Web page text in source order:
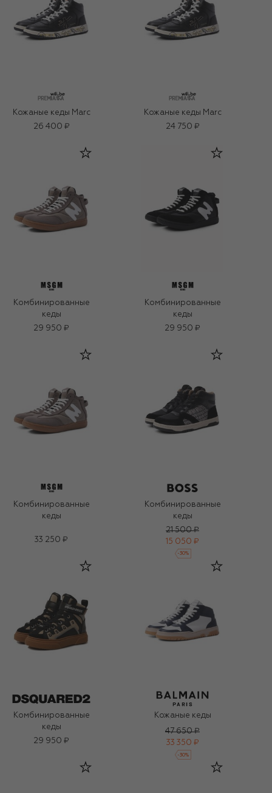
Кожаные кеды Marc
26 400 ₽
Кожаные кеды Marc
24 750 ₽
Комбинированные
кеды
29 950 ₽
Комбинированные
кеды
29 950 ₽
Комбинированные
кеды
33 250 ₽
Комбинированные
кеды
21 500 ₽
15 050 ₽
-30%
Комбинированные
кеды
29 950 ₽
Кожаные кеды
47 650 ₽
33 350 ₽
-30%